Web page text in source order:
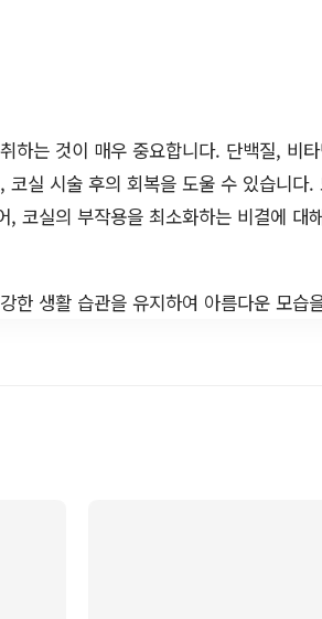
하는 것이 매우 중요합니다. 단백질, 비
실 시술 후의 회복을 도울 수 있습니다
코실의 부작용을 최소화하는 비결에 대
한 생활 습관을 유지하여 아름다운 모습